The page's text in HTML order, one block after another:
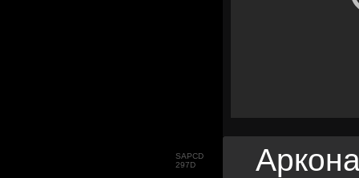
SAPCD
297D